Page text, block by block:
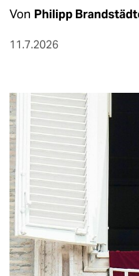
Von Philipp
11.7.2026